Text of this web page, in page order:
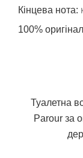
Кінцева нота:
100%
Туалетна
Parour за